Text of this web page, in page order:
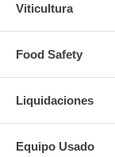
Viticultura
Food Safety
Liquidaciones
Equipo Usado